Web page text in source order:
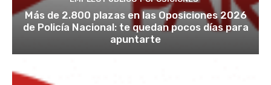
Más de 2.800 plazas en las Oposiciones 2026
de Policía Nacional: te quedan pocos días para
apuntarte